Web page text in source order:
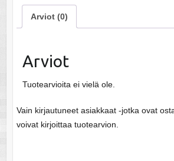
Arviot (0)
Arviot
Tuotearvioita ei vielä ole.
Vain kirjautuneet asiakkaat -jotka ovat
voivat kirjoittaa tuotearvion.